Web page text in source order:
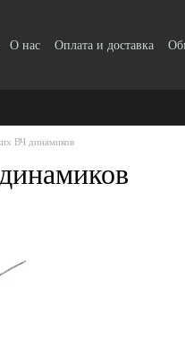
О нас Оплата и доставка
ВЧ динамиков